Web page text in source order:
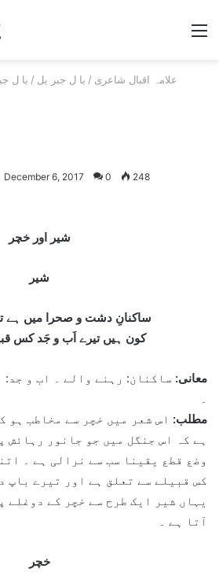
علامہ اقبال شاعری / با ل جبر یل / با ل
December 6, 2017 0 248
شیر اور خچر
شیر
ساکنانِ دشت و صحرا میں
کون ہیں تیرے اَب و جَد کس
معانی: ساکنان: رہنے والے ۔ اب و جد:
مطلب: اس شعر میں خچر سے مخاطب ہو
ہے کہ اس جنگل میں جو جانور رہائش
وضع قطع یقینا سب سے نرالی ہے ۔
کس قبیلے سے تعلق ہے اور تیرے باپ
یہاں شیر ایک طرح سے خچر کے دوغلے
آتا ہے ۔
خچر